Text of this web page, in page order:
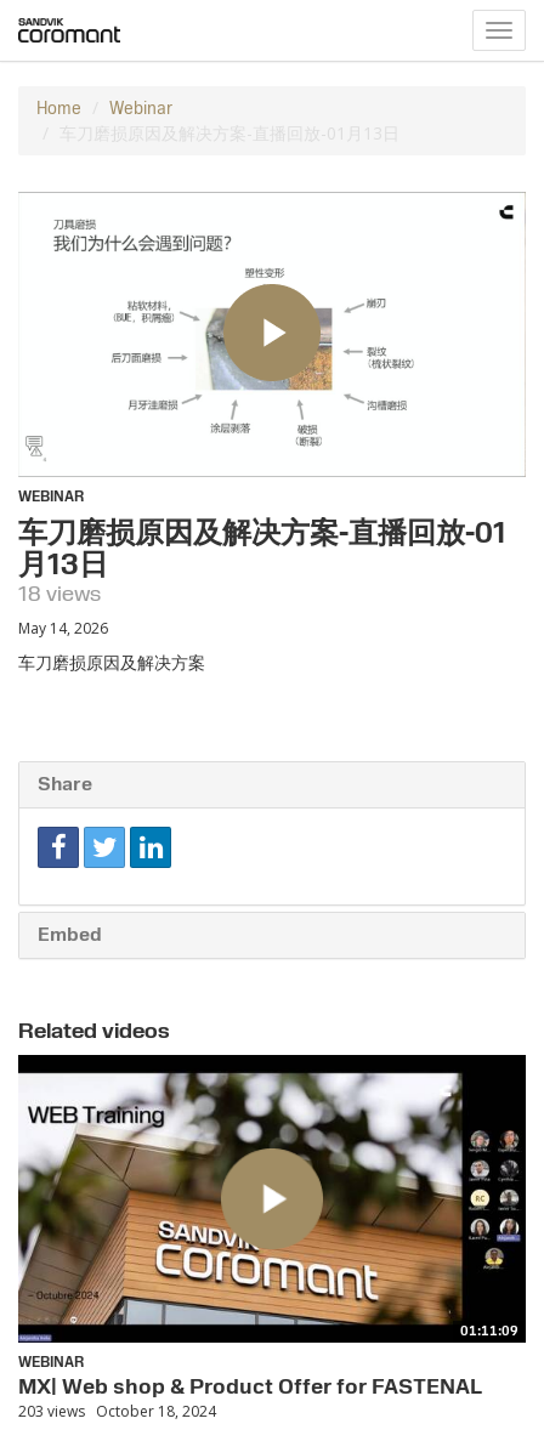
Home Webinar
车刀磨损原因及解决方案-直播回放-01月13日
WEBINAR
车刀磨损原因及解决方案-直播回放-01
月13日
18 views
May 14, 2026
车刀磨损原因及解决方案
Share
Embed
Related videos
01:11:09
WEBINAR
MX| Web shop & Product Offer for FASTENAL
203 views October 18, 2024